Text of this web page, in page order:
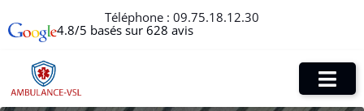
Téléphone : 09.75.18.12.30
4.8/5 basés sur 628 avis